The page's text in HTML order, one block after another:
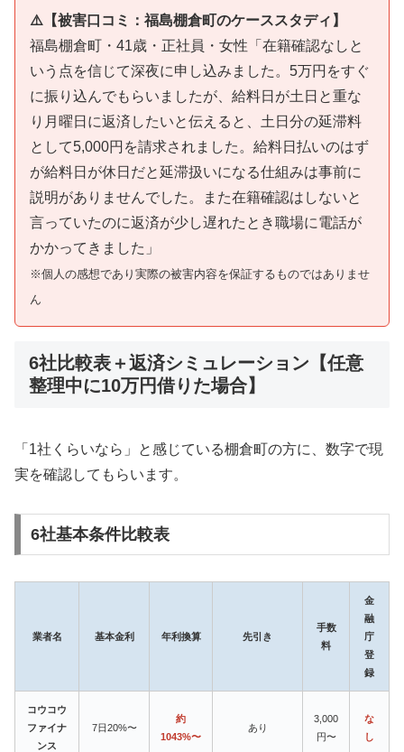
⚠️【被害口コミ：福島棚倉町のケーススタディ】
福島棚倉町・41歳・正社員・女性「在籍確認なしと
いう点を信じて深夜に申し込みました。5万円をすぐ
に振り込んでもらいましたが、給料日が土日と重な
り月曜日に返済したいと伝えると、土日分の延滞料
として5,000円を請求されました。給料日払いのはず
が給料日が休日だと延滞扱いになる仕組みは事前に
説明がありませんでした。また在籍確認はしないと
言っていたのに返済が少し遅れたとき職場に電話が
かかってきました」
※個人の感想であり実際の被害内容を保証するものではありませ
ん
6社比較表＋返済シミュレーション【任意
整理中に10万円借りた場合】
「1社くらいなら」と感じている棚倉町の方に、数字で現
実を確認してもらいます。
6社基本条件比較表
業者名 基本金利 年利換算 先引き
手数
料
金
融
庁
登
録
コウコウ
ファイナ
ンス
7日20%〜
約
1043%〜
あり
3,000
円〜
な
し